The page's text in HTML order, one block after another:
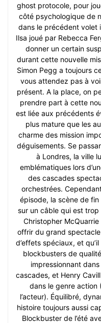
ghost protocole, pour
côté psychologique de
dans le précédent volet
Ilsa joué par Rebecca
donner un certain
durant cette nouvelle
Simon Pegg a toujours
vous attendez pas à
présent. A la place, on
prendre part à cette
est liée aux précédents
plus mature que les
charme des mission
déguisements. Se
à Londres, la ville
emblématiques lors
des cascades
orchestrées.
épisode, la scène de fin
sur un câble qui est
Christopher
offrir du grand
d’effets spéciaux, et
blockbusters de
impressionnant
cascades, et Henry
dans le genre action
l’acteur). Équilibré,
histoire toujours aussi
Blockbuster de l’été